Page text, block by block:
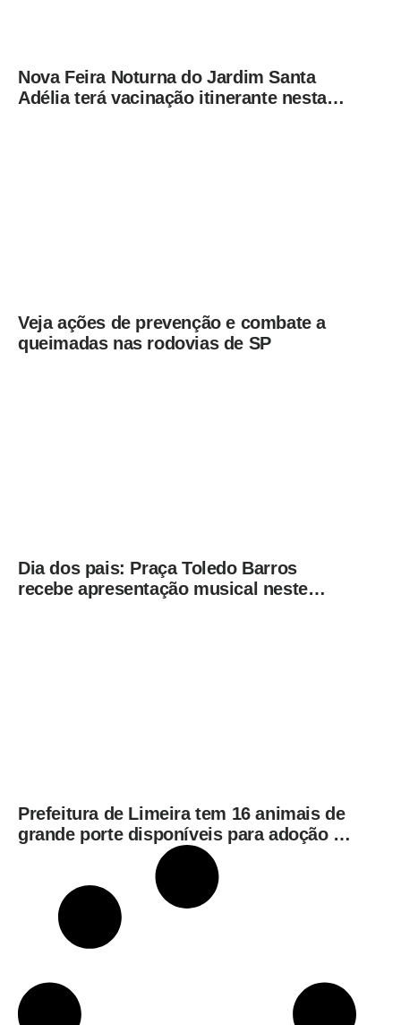
Nova Feira Noturna do Jardim Santa
Adélia terá vacinação itinerante nesta
Veja ações de prevenção e combate a
queimadas nas rodovias de SP
Dia dos pais: Praça Toledo Barros
recebe apresentação musical neste
Prefeitura de Limeira tem 16 animais de
grande porte disponíveis para adoção no